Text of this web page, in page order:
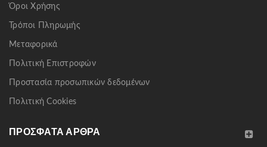
Όροι Χρήσης
Τρόποι Πληρωμής
Μεταφορικά
Πολιτική Επιστροφών
Προστασία προσωπικών δεδομένων
Πολιτική Cookies
ΠΡΌΣΦΑΤΑ ΆΡΘΡΑ